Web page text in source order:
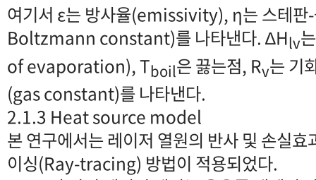
여기서 ε는 방사율(emissivity), η는 스테
Boltzmann constant)를 나타낸다. ∆Hlv
of evaporation), Tboil은 끓는점, Rv는 기
(gas constant)를 나타낸다.
2.1.3 Heat source model
본 연구에서는 레이저 열원의 반사 및 손실
이싱(Ray-tracing) 방법이 적용되었다.